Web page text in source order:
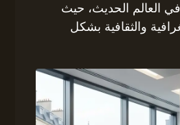
في العالم الحديث، حيث
والثقافية بشكل